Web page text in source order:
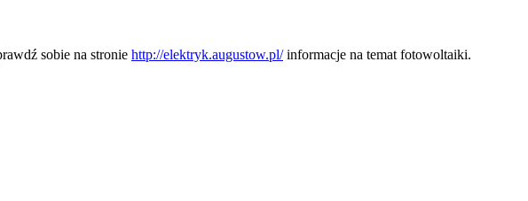
sobie na stronie http://elektryk.augustow.pl/informacje na temat fotowoltaiki.